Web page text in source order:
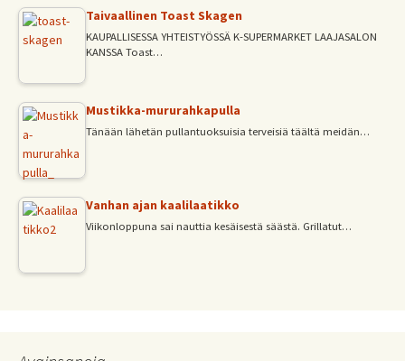
Taivaallinen Toast Skagen
KAUPALLISESSA YHTEISTYÖSSÄ K-SUPERMARKET LAAJASALON
KANSSA Toast…
Mustikka-mururahkapulla
Tänään lähetän pullantuoksuisia terveisiä täältä meidän…
Vanhan ajan kaalilaatikko
Viikonloppuna sai nauttia kesäisestä säästä. Grillatut…